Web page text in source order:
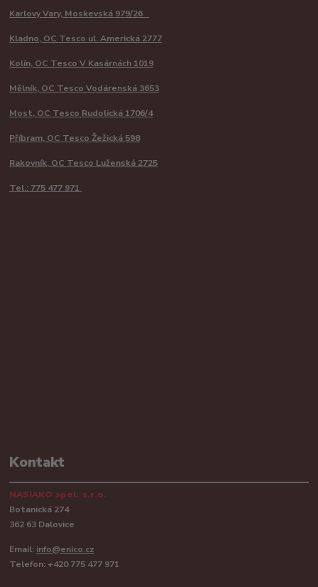
Karlovy Vary, Moskevská 979/26
Kladno, OC Tesco ul. Americká 2777
Kolín, OC Tesco V Kasárnách 1019
Mělník, OC Tesco Vodárenská 3653
Most, OC Tesco Rudolická 1706/4
Příbram, OC Tesco Žežická 598
Rakovník, OC Tesco Luženská 2725
Tel.: 775 477 971
Kontakt
NASIAKO spol. s.r.o.
Botanická 274
362 63 Dalovice
Email: info@enico.cz
Telefon: +420 775 477 971